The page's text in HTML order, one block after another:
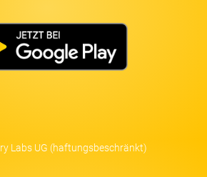
Labs UG (haftungsbeschränkt)